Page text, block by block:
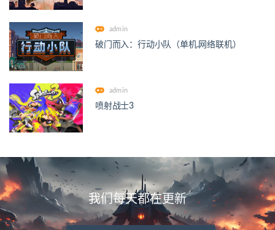
admin
破门而入：行动小队（单机.网络联机）
admin
喷射战士3
我们每天都在更新